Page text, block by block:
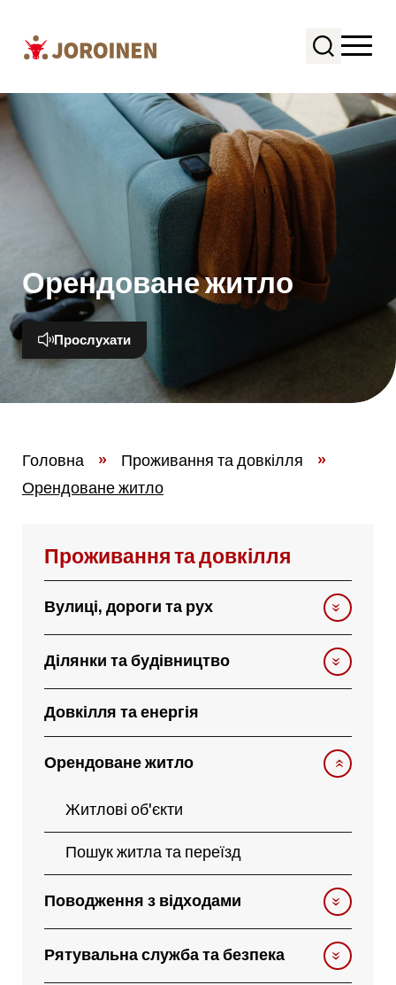
Орендоване житло
Прослухати
Головна » Проживання та довкілля
»
Орендоване житло
Проживання та довкілля
Вулиці, дороги та рух
Ділянки та будівництво
Довкілля та енергія
Орендоване житло
Житлові об'єкти
Пошук житла та переїзд
Поводження з відходами
Рятувальна служба та безпека